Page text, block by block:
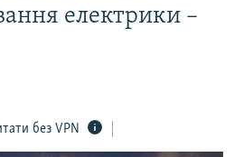
електрики –
без VPN